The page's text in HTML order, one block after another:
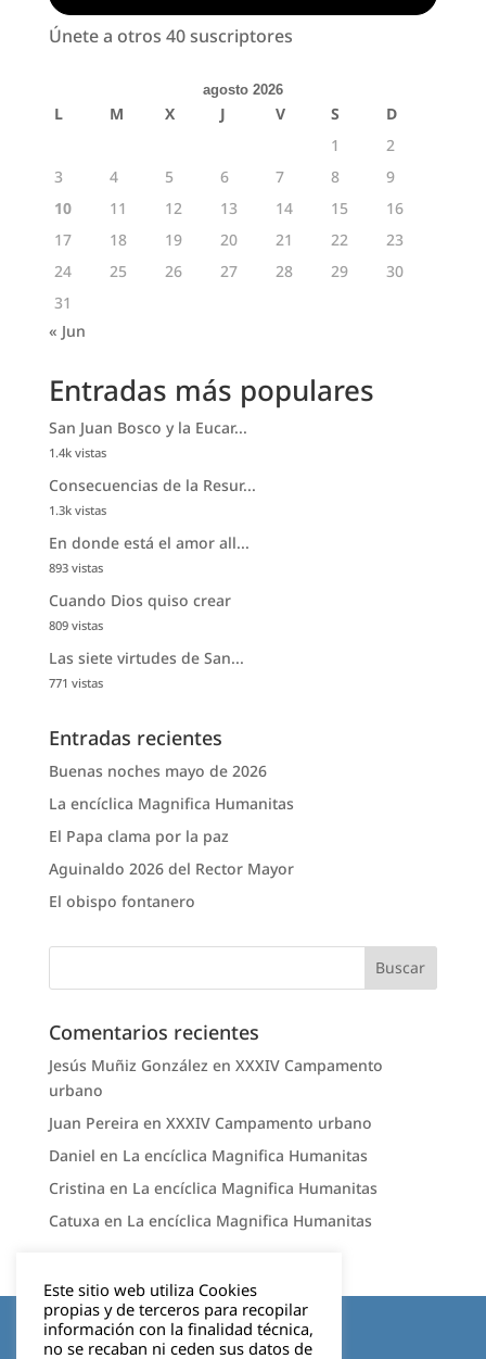
Únete a otros 40 suscriptores
agosto 2026
L M X J V S
D
1
2
3
4 5 6 7 8
9
10
11 12 13 14 15
16
17
18 19 20 21 22
23
24
25 26 27 28 29
30
31
« Jun
Entradas más populares
San Juan Bosco y la Eucar...
1.4k vistas
Consecuencias de la Resur...
1.3k vistas
En donde está el amor all...
893 vistas
Cuando Dios quiso crear
809 vistas
Las siete virtudes de San...
771 vistas
Entradas recientes
Buenas noches mayo de 2026
La encíclica Magnifica Humanitas
El Papa clama por la paz
Aguinaldo 2026 del Rector Mayor
El obispo fontanero
Comentarios recientes
Jesús Muñiz González en XXXIV Campamento
urbano
Juan Pereira en XXXIV Campamento urbano
Daniel en La encíclica Magnifica Humanitas
Cristina en La encíclica Magnifica Humanitas
Catuxa en La encíclica Magnifica Humanitas
Aviso legal
Este sitio web utiliza Cookies
propias y de terceros para recopilar
información con la finalidad técnica,
no se recaban ni ceden sus datos de